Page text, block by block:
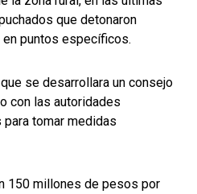
que detonaron
puntos específicos.
se desarrollara un consejo
con las autoridades
tomar medidas
150 millones de pesos por